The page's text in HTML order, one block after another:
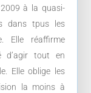
à la quasi-
dans tpus les
Elle réaffirme
d’agir tout en
Elle oblige les
la moins à